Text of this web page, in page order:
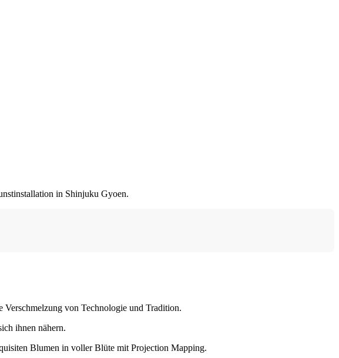
in Shinjuku Gyoen.
von Technologie und Tradition.
ihnen nähern.
Blumen in voller Blüte mit Projection Mapping.